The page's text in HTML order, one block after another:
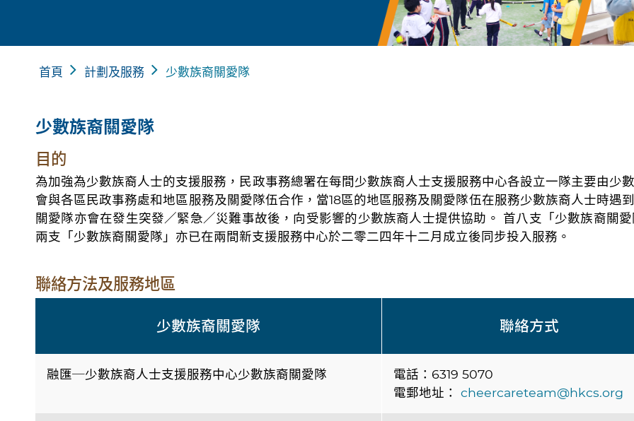
首頁 計劃及服務 少數族裔關愛隊
少數族裔關愛隊
目的
為加強為少數族裔人士的支援服務，民政事務總署在每間少數族裔人士支援服務中心各設立一隊主要由少
會與各區民政事務處和地區服務及關愛隊伍合作，當18區的地區服務及關愛隊伍在服務少數族裔人士時遇
關愛隊亦會在發生突發／緊急／災難事故後，向受影響的少數族裔人士提供協助。 首八支「少數族裔關
兩支「少數族裔關愛隊」亦已在兩間新支援服務中心於二零二四年十二月成立後同步投入服務。
聯絡方法及服務地區
少數族裔關愛隊 聯絡方式
融匯─少數族裔人士支援服務中心少數族裔關愛隊
電話：6319 5070
電郵地址： cheercareteam@hkcs.org